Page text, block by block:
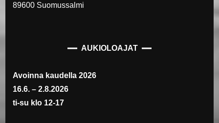
89600 Suomussalmi
AUKIOLOAJAT
Avoinna kaudella 2026
16.6. – 2.8.2026
ti-su klo 12-17